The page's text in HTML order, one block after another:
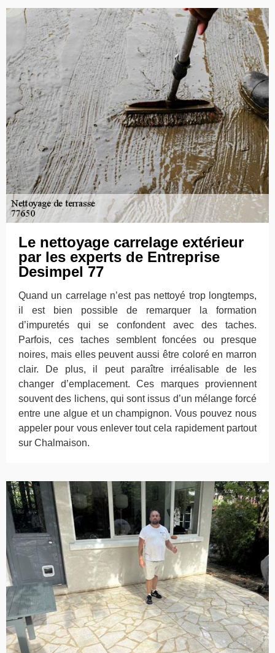
Le nettoyage carrelage extérieur
par les experts de Entreprise
Desimpel 77
Quand un carrelage n’est pas nettoyé trop longtemps,
il est bien possible de remarquer la formation
d’impuretés qui se confondent avec des taches.
Parfois, ces taches semblent foncées ou presque
noires, mais elles peuvent aussi être coloré en marron
clair. De plus, il peut paraître irréalisable de les
changer d’emplacement. Ces marques proviennent
souvent des lichens, qui sont issus d’un mélange forcé
entre une algue et un champignon. Vous pouvez nous
appeler pour vous enlever tout cela rapidement partout
sur Chalmaison.